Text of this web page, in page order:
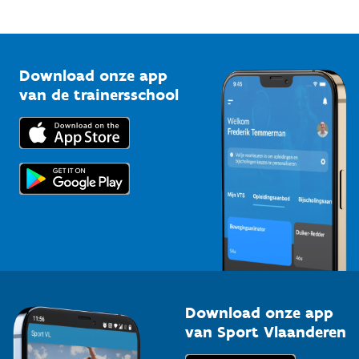
Bedrijven
Trainers en begeleiders
Topsporters
Vlaamse Trainersschool
Kennisplatform
Downloads
Voor de pers
Download onze app
van de trainersschool
Download onze app
van Sport Vlaanderen